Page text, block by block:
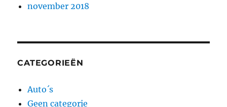
november 2018
CATEGORIEËN
Auto´s
Geen categorie